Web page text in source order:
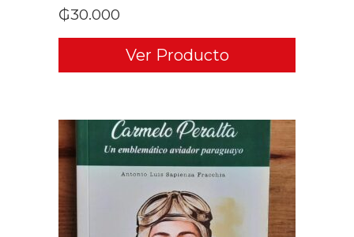
₲30.000
Ver Producto